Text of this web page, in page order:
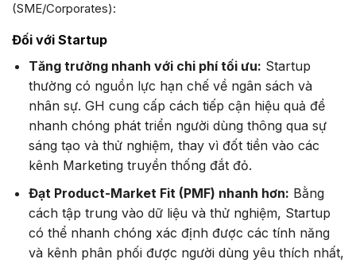
(SME/Corporates):
Đối với Startup
Tăng trưởng nhanh với chi phí tối ưu: Startup
thường có nguồn lực hạn chế về ngân sách và
nhân sự. GH cung cấp cách tiếp cận hiệu quả để
nhanh chóng phát triển người dùng thông qua sự
sáng tạo và thử nghiệm, thay vì đốt tiền vào các
kênh Marketing truyền thống đắt đỏ.
Đạt Product-Market Fit (PMF) nhanh hơn: Bằng
cách tập trung vào dữ liệu và thử nghiệm, Startup
có thể nhanh chóng xác định được các tính năng
và kênh phân phối được người dùng yêu thích nhất,